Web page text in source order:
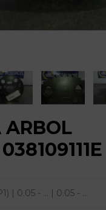
ARBOL
| 0.05 - ... | 0.05 - ...